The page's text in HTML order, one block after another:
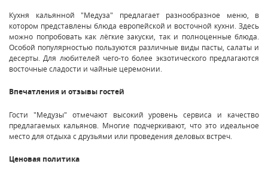
Кухня кальянной "Медуза" предлагает разнообразное меню, в
котором представлены блюда европейской и восточной кухни. Здесь
можно попробовать как лёгкие закуски, так и полноценные блюда.
Особой популярностью пользуются различные виды пасты, салаты и
десерты. Для любителей чего-то более экзотического предлагаются
восточные сладости и чайные церемонии.
Впечатления и отзывы гостей
Гости "Медузы" отмечают высокий уровень сервиса и качество
предлагаемых кальянов. Многие подчеркивают, что это идеальное
место для отдыха с друзьями или проведения деловых встреч.
Ценовая политика